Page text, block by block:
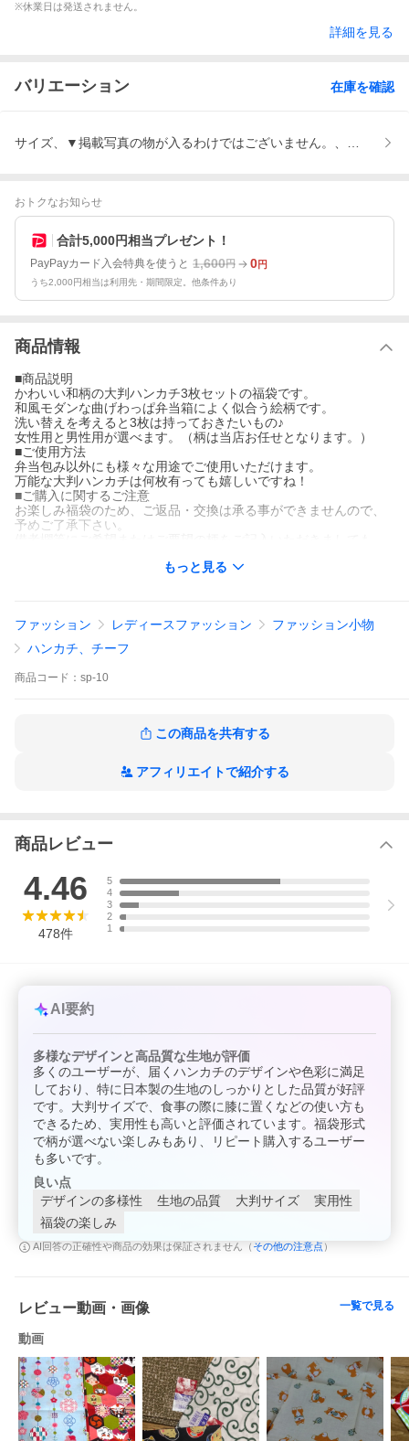
※休業日は発送されません。
詳細を見る
バリエーション 在庫を確認
サイズ、▼掲載写真の物が入るわけではございません。、▼何が入
おトクなお知らせ
合計5,000円相当プレゼント！
PayPayカード入会特典を使うと 1,600円 0円
うち2,000円相当は利用先・期間限定。他条件あり
商品情報
■商品説明
かわいい和柄の大判ハンカチ3枚セットの福袋です。
和風モダンな曲げわっぱ弁当箱によく似合う絵柄です。
洗い替えを考えると3枚は持っておきたいもの♪
女性用と男性用が選べます。（柄は当店お任せとなります。）
■ご使用方法
弁当包み以外にも様々な用途でご使用いただけます。
万能な大判ハンカチは何枚有っても嬉しいですね！
■ご購入に関するご注意
お楽しみ福袋のため、ご返品・交換は承る事ができませんので、
予めご了承下さい。
また、ギフト包装は対応できません。
■セット内容
和柄大判ハンカチ3枚セット
■サイズ
約52cm×52cm
■素材
物 引出物 結婚 ギフト セット 記念日 誕生日 新生活 記念品 卒業記
もっと見る
ファッション レディースファッション
ファッション小物
ハンカチ、チーフ
商品 コード： sp-10
この商品を共有する
アフィリエイトで紹介する
商品レビュー
4.46
478件
5
4
3
2
1
AI要約
多様なデザインと高品質な生地が評価
多くのユーザーが、届くハンカチのデザインや色彩に満足
しており、特に日本製の生地のしっかりとした品質が好評
です。大判サイズで、食事の際に膝に置くなどの使い方も
できるため、実用性も高いと評価されています。福袋形式
で柄が選べない楽しみもあり、リピート購入するユーザー
も多いです。
良い点
デザインの多様性
生地の品質 大判サイズ
実用性
福袋の楽しみ
AI回答の正確性や商品の効果は保証されません（ その他の注意点 ）
レビュー動画・画像 一覧で見る
動画